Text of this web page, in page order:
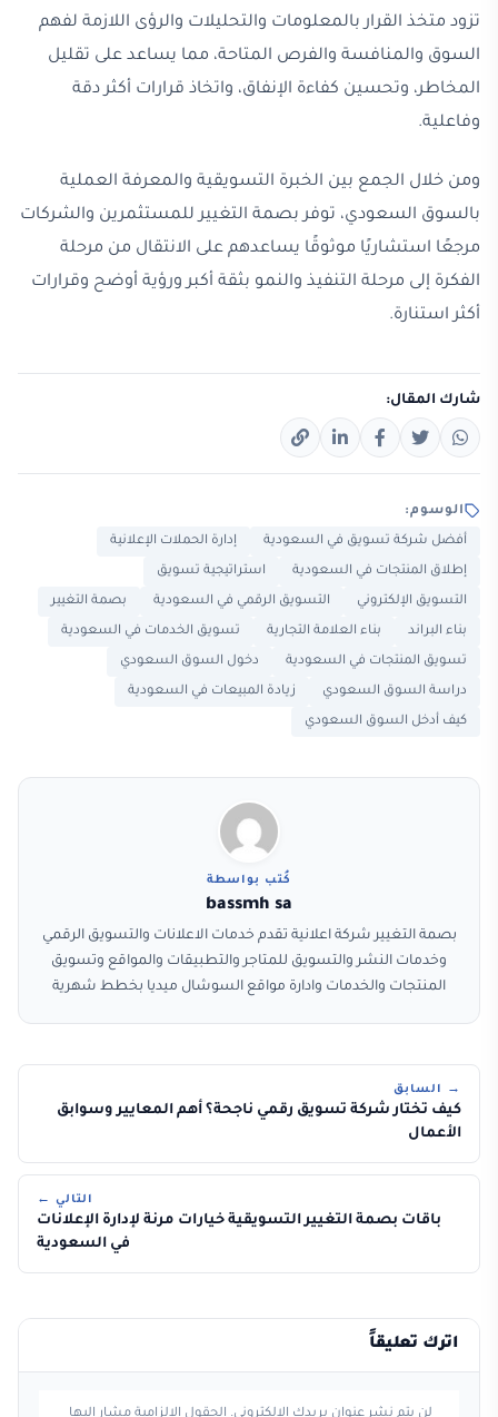
تزود متخذ القرار بالمعلومات والتحليلات والرؤى اللازمة لفهم
السوق والمنافسة والفرص المتاحة، مما يساعد على تقليل
المخاطر، وتحسين كفاءة الإنفاق، واتخاذ قرارات أكثر دقة
وفاعلية.
ومن خلال الجمع بين الخبرة التسويقية والمعرفة العملية
بالسوق السعودي، توفر بصمة التغيير للمستثمرين والشركات
مرجعًا استشاريًا موثوقًا يساعدهم على الانتقال من مرحلة
الفكرة إلى مرحلة التنفيذ والنمو بثقة أكبر ورؤية أوضح وقرارات
أكثر استنارة.
شارك المقال:
الوسوم:
أفضل شركة تسويق في السعودية إدارة الحملات الإعلانية
إطلاق المنتجات في السعودية استراتيجية تسويق
التسويق الإلكتروني التسويق الرقمي في السعودية بصمة التغيير
بناء البراند بناء العلامة التجارية تسويق الخدمات في السعودية
تسويق المنتجات في السعودية دخول السوق السعودي
دراسة السوق السعودي زيادة المبيعات في السعودية
كيف أدخل السوق السعودي
كُتب بواسطة
bassmh sa
بصمة التغيير شركة اعلانية تقدم خدمات الاعلانات والتسويق الرقمي
وخدمات النشر والتسويق للمتاجر والتطبيقات والمواقع وتسويق
المنتجات والخدمات وادارة مواقع السوشال ميديا بخطط شهرية
→ السابق
كيف تختار شركة تسويق رقمي ناجحة؟ أهم المعايير وسوابق
الأعمال
التالي ←
باقات بصمة التغيير التسويقية خيارات مرنة لإدارة الإعلانات
في السعودية
اترك تعليقاً
لن يتم نشر عنوان بريدك الإلكتروني. الحقول الإلزامية مشار إليها